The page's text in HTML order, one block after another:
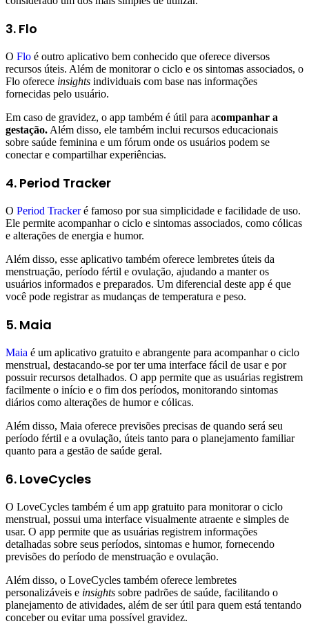
3. Flo
O Flo é outro aplicativo bem conhecido que oferece diversos
recursos úteis. Além de monitorar o ciclo e os sintomas associados, o
Flo oferece insights individuais com base nas informações
fornecidas pelo usuário.
Em caso de gravidez, o app também é útil para acompanhar a
gestação. Além disso, ele também inclui recursos educacionais
sobre saúde feminina e um fórum onde os usuários podem se
conectar e compartilhar experiências.
4. Period Tracker
O Period Trackeré famoso por sua simplicidade e facilidade de uso.
Ele permite acompanhar o ciclo e sintomas associados, como cólicas
e alterações de energia e humor.
Além disso, esse aplicativo também oferece lembretes úteis da
menstruação, período fértil e ovulação, ajudando a manter os
usuários informados e preparados. Um diferencial deste app é que
você pode registrar as mudanças de temperatura e peso.
5. Maia
Maia é um aplicativo gratuito e abrangente para acompanhar o ciclo
menstrual, destacando-se por ter uma interface fácil de usar e por
possuir recursos detalhados. O app permite que as usuárias registrem
facilmente o início e o fim dos períodos, monitorando sintomas
diários como alterações de humor e cólicas.
Além disso, Maia oferece previsões precisas de quando será seu
período fértil e a ovulação, úteis tanto para o planejamento familiar
quanto para a gestão de saúde geral.
6. LoveCycles
O LoveCycles também é um app gratuito para monitorar o ciclo
menstrual, possui uma interface visualmente atraente e simples de
usar. O app permite que as usuárias registrem informações
detalhadas sobre seus períodos, sintomas e humor, fornecendo
previsões do período de menstruação e ovulação.
Além disso, o LoveCycles também oferece lembretes
personalizáveis e insights sobre padrões de saúde, facilitando o
planejamento de atividades, além de ser útil para quem está tentando
conceber ou evitar uma possível gravidez.